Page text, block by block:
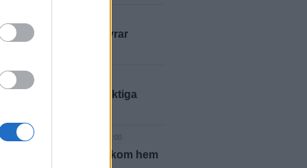
uppfinning erövrar
08-01 KL. 19:37
för LFK i viktiga
2026-08-01 KL. 13:00
Anders Thornberg kom hem